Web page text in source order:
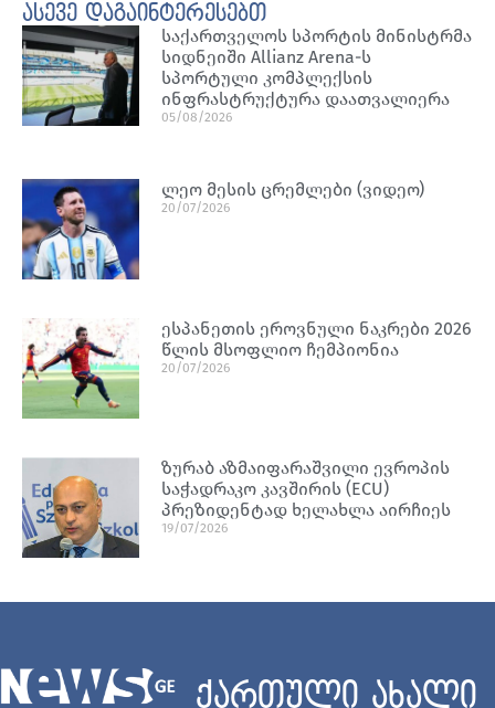
ასევე დაგაინტერესებთ
საქართველოს სპორტის მინისტრმა
სიდნეიში Allianz Arena-ს
სპორტული კომპლექსის
ინფრასტრუქტურა დაათვალიერა
05/08/2026
ლეო მესის ცრემლები (ვიდეო)
20/07/2026
ესპანეთის ეროვნული ნაკრები 2026
წლის მსოფლიო ჩემპიონია
20/07/2026
ზურაბ აზმაიფარაშვილი ევროპის
საჭადრაკო კავშირის (ECU)
პრეზიდენტად ხელახლა აირჩიეს
19/07/2026
ქართული ახალი